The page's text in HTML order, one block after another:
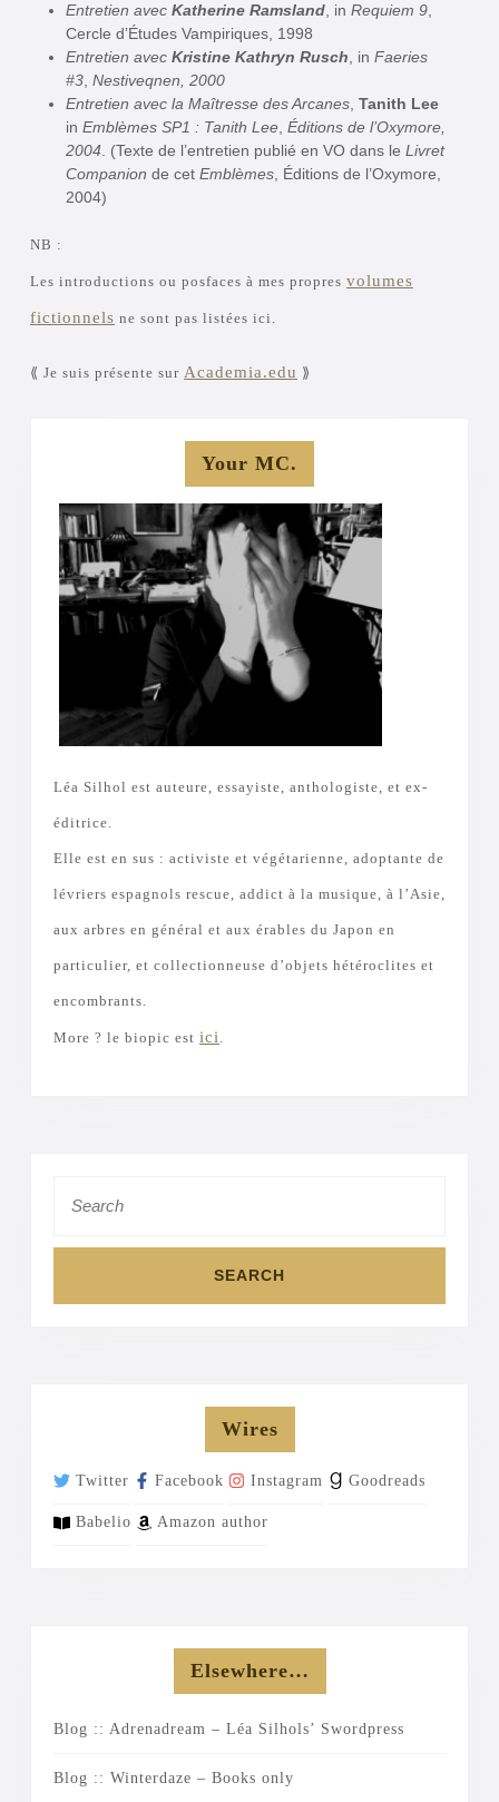
Entretien avec Katherine Ramsland , in Requiem 9
Cercle d’Études Vampiriques, 1998
Entretien avec Kristine Kathryn Rusch , in Faeries
#3 Nestiveqnen, 2000
Entretien avec la Maîtresse des Arcanes Tanith Lee
in Emblèmes SP1 : Tanith Lee Éditions de l’Oxymore,
2004 . (Texte de l’entretien publié en VO dans le Livret
Companion de cet Emblèmes , Éditions de l’Oxymore,
2004)
NB :
Les introductions ou posfaces à mes propres volumes
fictionnels ne sont pas listées ici.
⟪ Je suis présente sur Academia.edu ⟫
Your MC.
Léa Silhol est auteure, essayiste, anthologiste, et ex-
éditrice.
Elle est en sus : activiste et végétarienne, adoptante de
lévriers espagnols rescue, addict à la musique, à l’Asie,
aux arbres en général et aux érables du Japon en
particulier, et collectionneuse d’objets hétéroclites et
encombrants.
More ? le biopic est ici
for:
Wires
Twitter Facebook Instagram Goodreads
Babelio Amazon author
Elsewhere…
Blog :: Adrenadream – Léa Silhols’ Swordpress
Blog :: Winterdaze – Books only